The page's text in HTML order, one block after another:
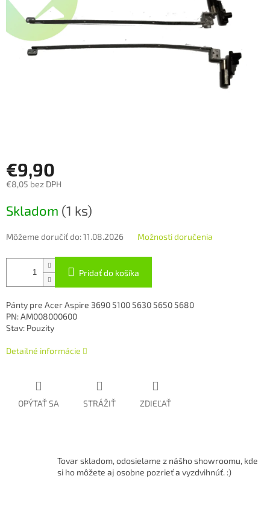
hviezdičiek.
€9,90
€8,05 bez DPH
cena:
Skladom (1 ks)
Môžeme doručiť do:11.08.2026 Možnosti doručenia
Pridať do košíka
Pánty pre Acer Aspire 3690 5100 5630 5650 5680
PN: AM008000600
Stav: Pouzity
Detailné informácie
OPÝTAŤ SA STRÁŽIŤ ZDIEĽAŤ
Tovar skladom, odosielame z nášho showroomu, kde
si ho môžete aj osobne pozrieť a vyzdvihnúť. :)